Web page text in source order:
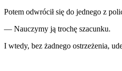
Potem odwrócił się do jednego z
— Nauczymy ją trochę szacunku.
I wtedy, bez żadnego ostrzeżenia,